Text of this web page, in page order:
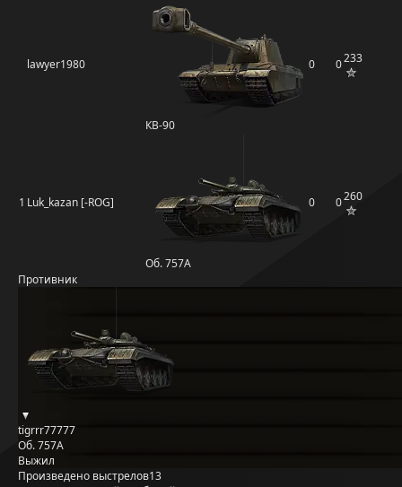
lawyer1980
КВ-90
0 0233
1 Luk_kazan [-ROG]
Об. 757А
0 0260
Противник
tigrrr77777
Об. 757А
Выжил
Произведено выстрелов13